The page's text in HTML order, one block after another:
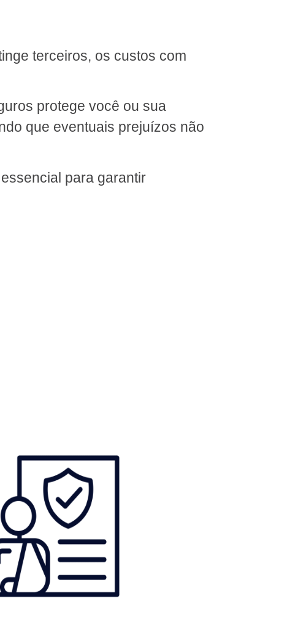
terceiros, os custos com
protege você ou sua
que eventuais prejuízos não
para garantir